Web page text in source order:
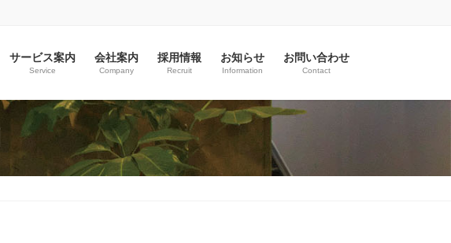
サービス案内
Service
会社案内
Company
採用情報
Recruit
お知らせ
Information
お問い合わせ
Contact